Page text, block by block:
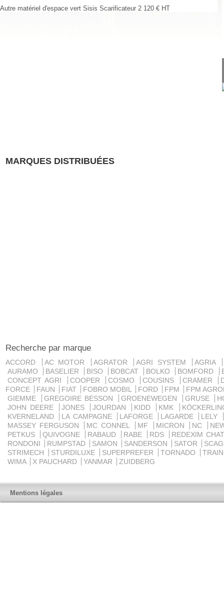
Autre matériel d'espace vert Sisis Scarificateur 2 120 € HT
MARQUES DISTRIBUÉES
Recherche par marque
ACCORD AC MOTOR AGRATOR AGRI SYSTEM
AGRIA
AURAMO
BASELIER BISO BOBCAT BOLKO BOMFORD
CONCEPT AGRI
COOPER COSMO COUSINS CRAMER
FORCE
FAUN FIAT FOBRO MOBIL FORD FPM
FPM
GIEMME
GREGOIRE BESSON GROENEWEGEN GRUSE
JOHN DEERE
JONES JOURDAN KIDD KMK
KVERNELAND
LA CAMPAGNE LAFORGE LAGARDE
LELY
MASSEY FERGUSON
MC CONNEL MF MICRON NC
PETKUS
QUIVOGNE RABAUD RABE RDS
REDEXIM
RONDONI
RUMPSTAD SAMON SANDERSON SATOR
STRIMECH
STURDILUXE SUPERPREFER TORNADO
WIMA
X PAUCHARD YANMAR ZUIDBERG
Mentions légales